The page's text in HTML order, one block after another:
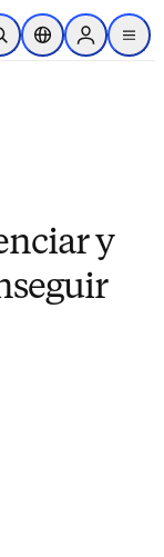
contenu principal
la recherche
Sélecteur de
Sign in to
menu
y